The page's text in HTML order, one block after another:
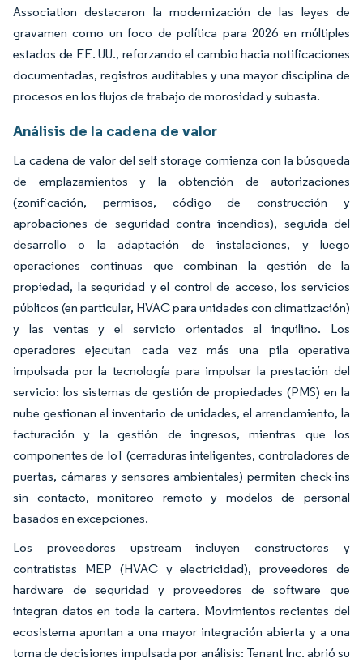
Association destacaron la modernización de las leyes de
gravamen como un foco de política para 2026 en múltiples
estados de EE. UU., reforzando el cambio hacia notificaciones
documentadas, registros auditables y una mayor disciplina de
procesos en los flujos de trabajo de morosidad y subasta.
Análisis de la cadena de valor
La cadena de valor del self storage comienza con la búsqueda
de emplazamientos y la obtención de autorizaciones
(zonificación, permisos, código de construcción y
aprobaciones de seguridad contra incendios), seguida del
desarrollo o la adaptación de instalaciones, y luego
operaciones continuas que combinan la gestión de la
propiedad, la seguridad y el control de acceso, los servicios
públicos (en particular, HVAC para unidades con climatización)
y las ventas y el servicio orientados al inquilino. Los
operadores ejecutan cada vez más una pila operativa
impulsada por la tecnología para impulsar la prestación del
servicio: los sistemas de gestión de propiedades (PMS) en la
nube gestionan el inventario de unidades, el arrendamiento, la
facturación y la gestión de ingresos, mientras que los
componentes de IoT (cerraduras inteligentes, controladores de
puertas, cámaras y sensores ambientales) permiten check-ins
sin contacto, monitoreo remoto y modelos de personal
basados en excepciones.
Los proveedores upstream incluyen constructores y
contratistas MEP (HVAC y electricidad), proveedores de
hardware de seguridad y proveedores de software que
integran datos en toda la cartera. Movimientos recientes del
ecosistema apuntan a una mayor integración abierta y a una
toma de decisiones impulsada por análisis: Tenant Inc. abrió su